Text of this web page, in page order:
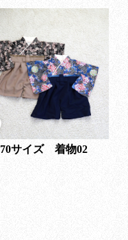
70サイズ 着物02